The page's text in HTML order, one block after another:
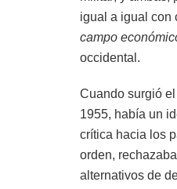
igual a igual con
campo
occidental.
Cuando surgió
1955, había un
crítica hacia los
orden,
alternativos de